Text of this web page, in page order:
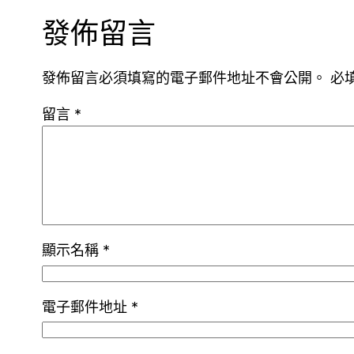
發佈留言
發佈留言必須填寫的電子郵件地址不會公開。 必
留言 *
顯示名稱 *
電子郵件地址 *